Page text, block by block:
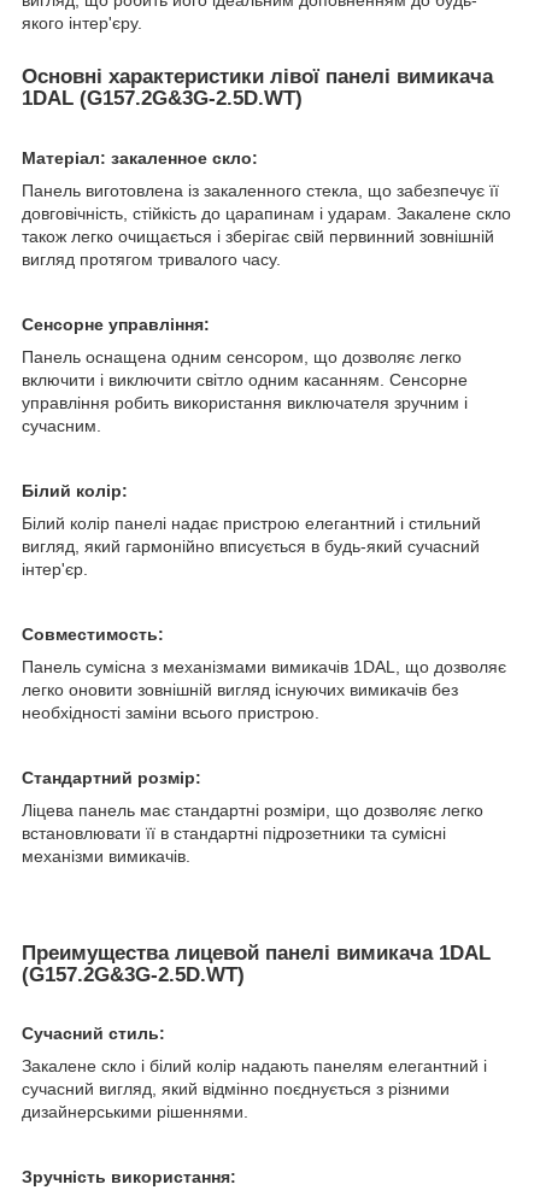
якого інтер'єру.
Основні характеристики лівої панелі вимикача
1DAL (G157.2G&3G-2.5D.WT)
Матеріал: закаленное скло:
Панель виготовлена із закаленного стекла, що забезпечує її
довговічність, стійкість до царапинам і ударам. Закалене скло
також легко очищається і зберігає свій первинний зовнішній
вигляд протягом тривалого часу.
Сенсорне управління:
Панель оснащена одним сенсором, що дозволяє легко
включити і виключити світло одним касанням. Сенсорне
управління робить використання виключателя зручним і
сучасним.
Білий колір:
Білий колір панелі надає пристрою елегантний і стильний
вигляд, який гармонійно вписується в будь-який сучасний
інтер'єр.
Совместимость:
Панель сумісна з механізмами вимикачів 1DAL, що дозволяє
легко оновити зовнішній вигляд існуючих вимикачів без
необхідності заміни всього пристрою.
Стандартний розмір:
Ліцева панель має стандартні розміри, що дозволяє легко
встановлювати її в стандартні підрозетники та сумісні
механізми вимикачів.
Преимущества лицевой панелі вимикача 1DAL
(G157.2G&3G-2.5D.WT)
Сучасний стиль:
Закалене скло і білий колір надають панелям елегантний і
сучасний вигляд, який відмінно поєднується з різними
дизайнерськими рішеннями.
Зручність використання: